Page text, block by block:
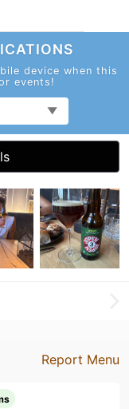
device when this
events!
Report Menu